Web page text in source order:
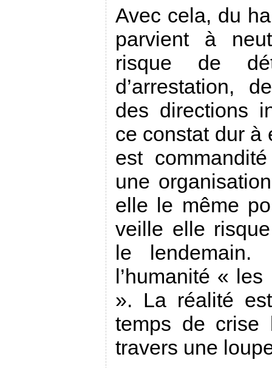
Avec cela, du
parvient à
risque de
d’arrestation,
des directions
ce constat dur à
est
une
elle le même
veille elle
le
l’humanité «
». La réalité
temps de crise
travers une